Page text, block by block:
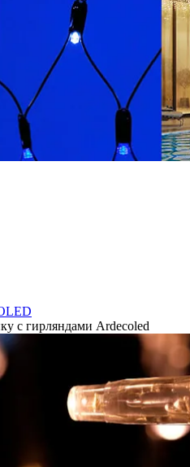
с гирляндами Ardecoled